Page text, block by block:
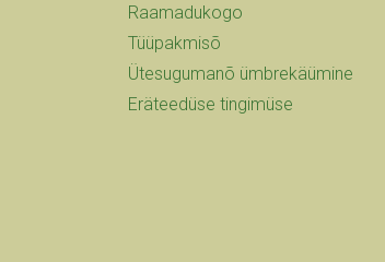
Raamadukogo
Tüüpakmisõ
Ütesugumanõ ümbrekäümine
Eräteedüse tingimüse